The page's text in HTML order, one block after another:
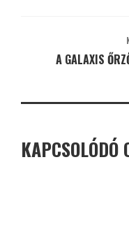
A GALAXIS
KAPCSOLÓDÓ